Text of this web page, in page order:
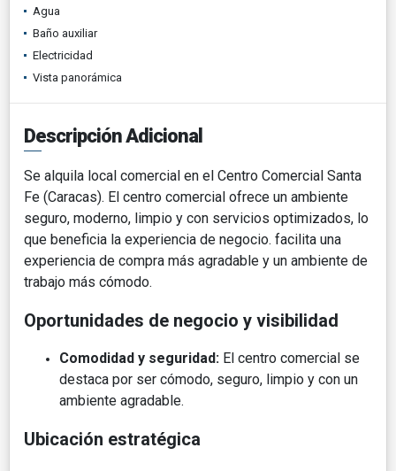
Agua
Baño auxiliar
Electricidad
Vista panorámica
Descripción Adicional
Se alquila local comercial en el Centro Comercial Santa
Fe (Caracas). El centro comercial ofrece un ambiente
seguro, moderno, limpio y con servicios optimizados, lo
que beneficia la experiencia de negocio. facilita una
experiencia de compra más agradable y un ambiente de
trabajo más cómodo.
Oportunidades de negocio y visibilidad
Comodidad y seguridad: El centro comercial se
destaca por ser cómodo, seguro, limpio y con un
ambiente agradable.
Ubicación estratégica